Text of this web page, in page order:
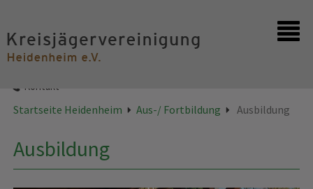
Kontakt
Startseite Heidenheim Aus-/ Fortbildung Ausbildung
Ausbildung